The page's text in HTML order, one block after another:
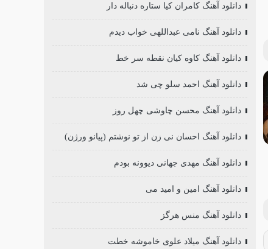
دانلود آهنگ کامران کیا ستاره دنباله دار
دانلود آهنگ نامی عبداللهی خواب دیدم
دانلود آهنگ کاوه کیان نقطه سر خط
دانلود آهنگ احمد سلو چی شد
دانلود آهنگ محسن چاوشی چهل روز
دانلود آهنگ احسان نی زن از تو نوشتم (پیانو ورژن)
دانلود آهنگ مهدی جهانی دیوونه بودم
دانلود آهنگ امین و امید می
دانلود آهنگ منس هرگز
دانلود آهنگ میلاد علوی خاموشه خطت